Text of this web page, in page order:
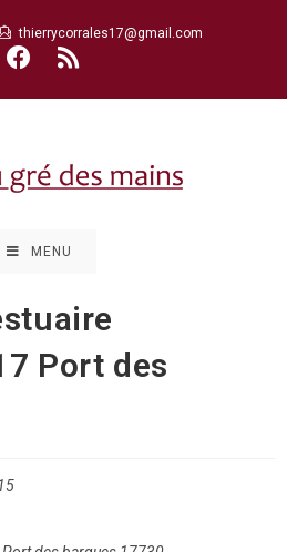
thierrycorrales17@gmail.com
MENU
Port des